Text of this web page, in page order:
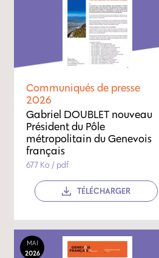
Communiqués de presse
2026
Gabriel DOUBLET nouveau
Président du Pôle
métropolitain du Genevois
français
677 Ko / pdf
TÉLÉCHARGER
MAI
2026